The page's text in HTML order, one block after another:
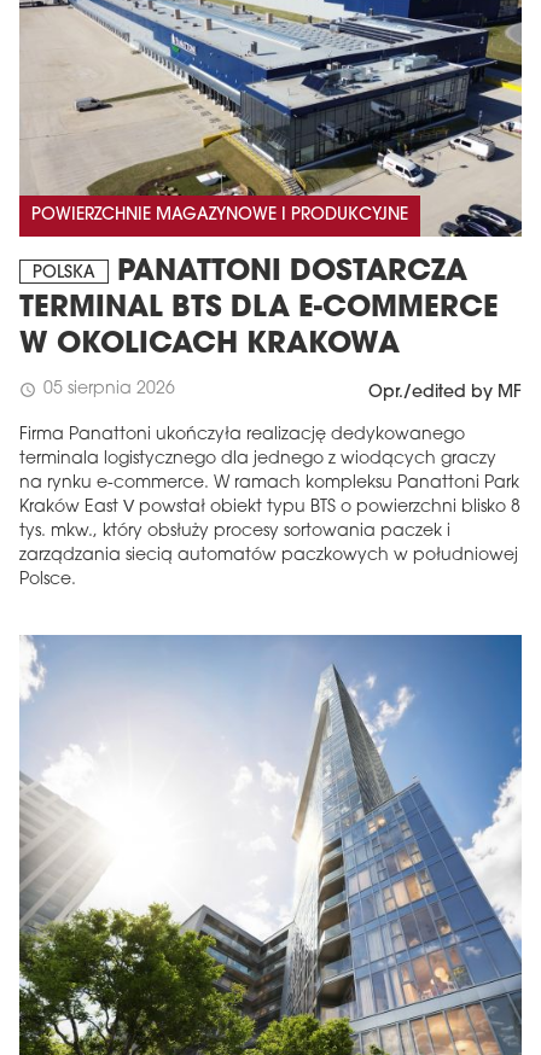
POWIERZCHNIE MAGAZYNOWE I PRODUKCYJNE
POLSKA
PANATTONI DOSTARCZA
TERMINAL BTS DLA E-COMMERCE
W OKOLICACH KRAKOWA
schedule 05 sierpnia 2026 Opr./edited by MF
Firma Panattoni ukończyła realizację dedykowanego
terminala logistycznego dla jednego z wiodących graczy
na rynku e-commerce. W ramach kompleksu Panattoni Park
Kraków East V powstał obiekt typu BTS o powierzchni blisko 8
tys. mkw., który obsłuży procesy sortowania paczek i
zarządzania siecią automatów paczkowych w południowej
Polsce.